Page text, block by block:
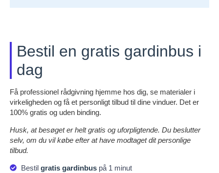
Bestil en gratis gardinbus i
dag
Få professionel rådgivning hjemme hos dig, se materialer i
virkeligheden og få et personligt tilbud til dine vinduer. Det er
100% gratis og uden binding.
Husk, at besøget er helt gratis og uforpligtende. Du beslutter
selv, om du vil købe efter at have modtaget dit personlige
tilbud.
Bestil gratis gardinbuspå 1 minut